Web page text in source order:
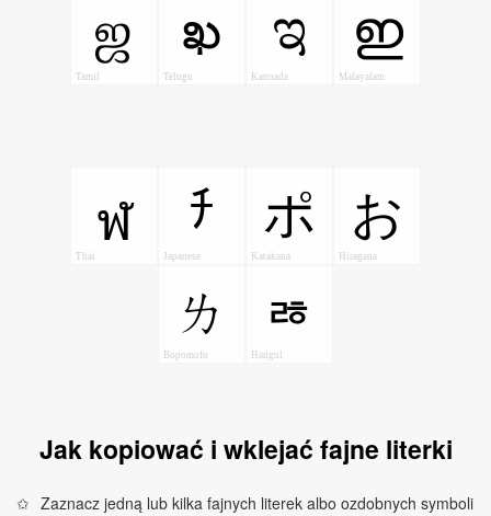
ஜ
Tamil
ఖ
Telugu
ಇ
Kannada
ഇ
Malayalam
ฬ
Thai
ﾁ
Japanese
ポ
Katakana
お
Hiragana
ㄌ
Bopomofo
ㅀ
Hangul
Jak kopiować i wklejać fajne literki
Zaznacz jedną lub kilka fajnych literek albo ozdobnych symboli